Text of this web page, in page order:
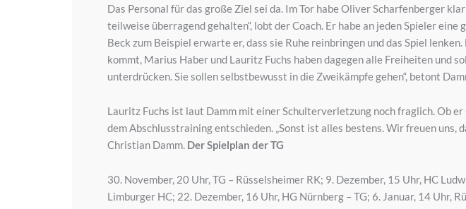
Das Personal für das große Ziel sei da. Im Tor habe Oliver Scharfenberger
teilweise überragend gehalten“, lobt der Coach. Er habe an jeden Spieler
Beck zum Beispiel erwarte er, dass sie Ruhe reinbringen und das Spiel
kommt, Marius Haber und Lauritz Fuchs haben dagegen alle Freiheiten und
unterdrücken. Sie sollen selbstbewusst in die Zweikämpfe gehen“, betont
Lauritz Fuchs ist laut Damm mit einer Schulterverletzung noch fraglich. Ob
dem Abschlusstraining entschieden. „Sonst ist alles bestens. Wir freuen uns,
Christian Damm. Der Spielplan der TG
30. November, 20 Uhr, TG – Rüsselsheimer RK; 9. Dezember, 15 Uhr, HC
Limburger HC; 22. Dezember, 16 Uhr, HG Nürnberg – TG; 6. Januar, 14 Uhr,